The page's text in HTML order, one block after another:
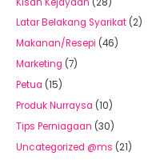
Latar Belakang Syarikat (2)
Makanan/Resepi (46)
Marketing (7)
Petua (15)
Produk Nurraysa (10)
Tips Perniagaan (30)
Uncategorized @ms (21)